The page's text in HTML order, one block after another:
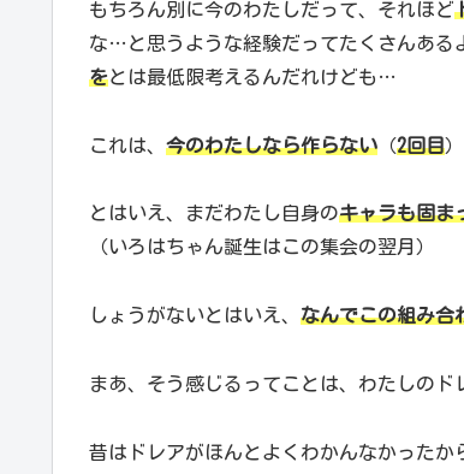
もちろん別に今のわたしだって、それほど
な…と思うような経験だってたくさんある
をとは最低限考えるんだれけども…
これは、 今のわたしなら作らない （2回目）
とはいえ、まだわたし自身のキャラも固ま
（いろはちゃん誕生はこの集会の翌月）
しょうがないとはいえ、 なんでこの組み合
まあ、そう感じるってことは、わたしのド
昔はドレアがほんとよくわかんなかった